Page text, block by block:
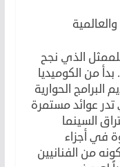
الذي نجح
من الكوميديا
البرامج الحوارية
تدر عوائد مستمرة
السينما
في أجزاء
من الفنانيين